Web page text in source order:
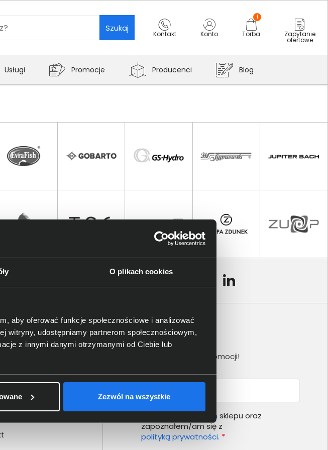
O plikach cookies
aby oferować funkcje społecznościowe i analizować
udostępniamy partnerom społecznościowym,
z innymi danymi otrzymanymi od Ciebie lub
Zezwól na wszystkie
Szukaj
Kontakt Konto
1
Torba Zapytanie
ofertowe
Usługi Promocje Producenci Blog
i autoryzacje
i wyróżnienia
prywatności
Newsletter
Nie przegap żadnej promocji!
regulamin sklepu oraz
zapoznałem/am się z
polityką prywatności. *